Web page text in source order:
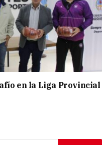
en la Liga Provincial